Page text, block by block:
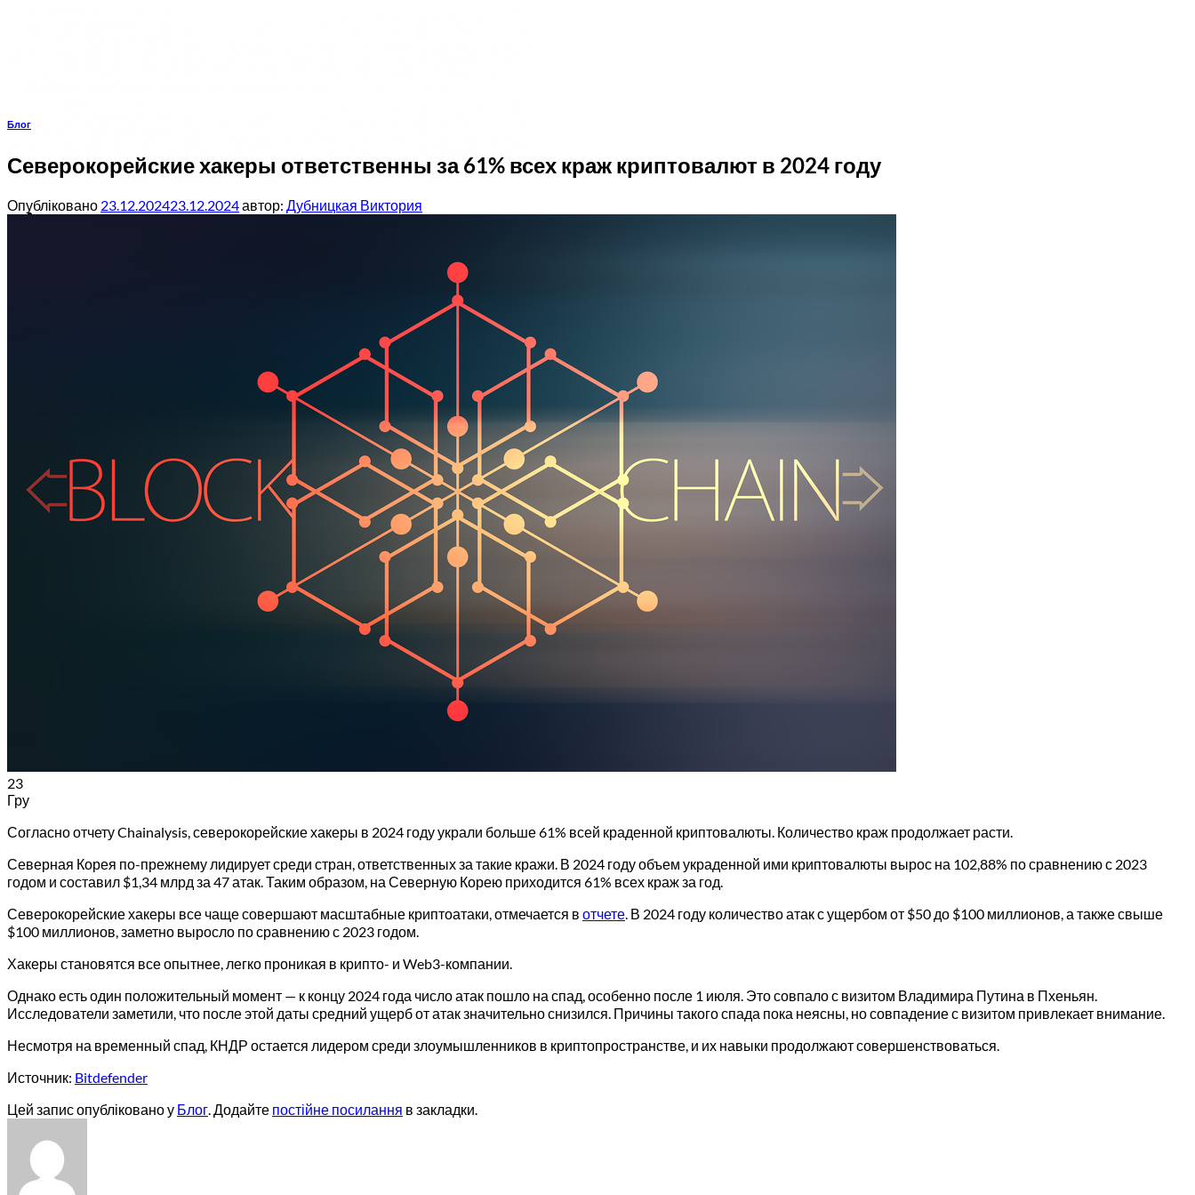
Bitdefender GravityZone Business Security Premium
Bitdefender GravityZone Business Security Enterprise
Bitdefender GravityZone Business Defense XDR
Bitdefender GravityZone Security for Email
Bitdefender GravityZone Patch Management
Bitdefender GravityZone Full Disk Encryption
Bitdefender GravityZone Security for Storage
Безпека MSP
Bitdefnder GravityZone Cloud MSP Security
Партнерам
Блог
Блог
Северокорейские хакеры ответственны за 61% всех краж криптовалют в 2024 году
Опубліковано 23.12.202423.12.2024автор: Дубницкая Виктория
23
Гру
Согласно отчету Chainalysis, северокорейские хакеры в 2024 году украли больше 61% всей краденной криптовалюты. Количество краж продолжает расти.
Северная Корея по-прежнему лидирует среди стран, ответственных за такие кражи. В 2024 году объем украденной ими криптовалюты вырос на 102,88% по сравнению с 2023
годом и составил $1,34 млрд за 47 атак. Таким образом, на Северную Корею приходится 61% всех краж за год.
Северокорейские хакеры все чаще совершают масштабные криптоатаки, отмечается в отчете. В 2024 году количество атак с ущербом от $50 до $100 миллионов, а также свыше
$100 миллионов, заметно выросло по сравнению с 2023 годом.
Хакеры становятся все опытнее, легко проникая в крипто- и Web3-компании.
Однако есть один положительный момент — к концу 2024 года число атак пошло на спад, особенно после 1 июля. Это совпало с визитом Владимира Путина в Пхеньян.
Исследователи заметили, что после этой даты средний ущерб от атак значительно снизился. Причины такого спада пока неясны, но совпадение с визитом привлекает внимание.
Несмотря на временный спад, КНДР остается лидером среди злоумышленников в криптопространстве, и их навыки продолжают совершенствоваться.
Источник: Bitdefender
Цей запис опубліковано у Блог. Додайте постійне посилання в закладки.